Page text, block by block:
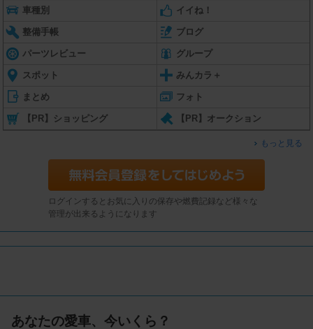
車種別 イイね！
整備手帳 ブログ
パーツレビュー グループ
スポット みんカラ＋
まとめ フォト
【PR】ショッピング 【PR】オークション
もっと見る
ログインするとお気に入りの保存や燃費記録など様々な
管理が出来るようになります
あなたの愛車、今いくら？